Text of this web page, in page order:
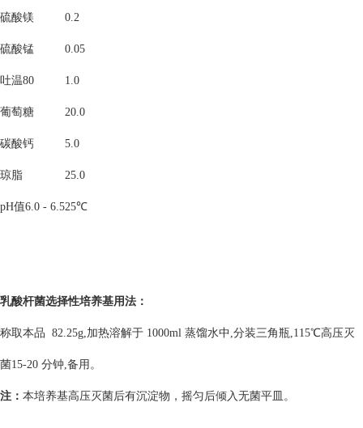
硫酸镁 0.2
硫酸锰 0.05
吐温80 1.0
葡萄糖 20.0
碳酸钙 5.0
琼脂 25.0
pH值6.0 - 6.525℃
乳酸杆菌选择性培养基用法：
称取本品 82.25g,加热溶解于 1000ml 蒸馏水中 ,分装三角瓶,115℃高压灭
菌15-20 分钟,备用。
注： 本培养基高压灭菌后有沉淀物，摇匀后倾入无菌平皿。